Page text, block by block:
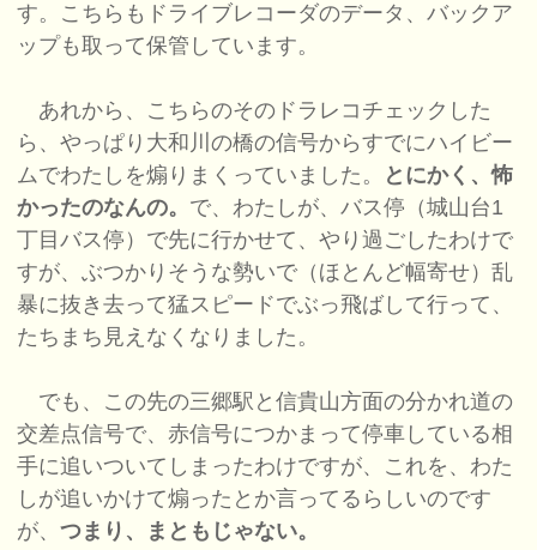
す。こちらもドライブレコーダのデータ、バックア
ップも取って保管しています。
あれから、こちらのそのドラレコチェックした
ら、やっぱり大和川の橋の信号からすでにハイビー
ムでわたしを煽りまくっていました。
とにかく、怖
かったのなんの。 で、わたしが、バス停（城山台1
丁目バス停）で先に行かせて、やり過ごしたわけで
すが、ぶつかりそうな勢いで（ほとんど幅寄せ）乱
暴に抜き去って猛スピードでぶっ飛ばして行って、
たちまち見えなくなりました。
でも、この先の三郷駅と信貴山方面の分かれ道の
交差点信号で、赤信号につかまって停車している相
手に追いついてしまったわけですが、これを、わた
しが追いかけて煽ったとか言ってるらしいのです
が、つまり、まともじゃない。